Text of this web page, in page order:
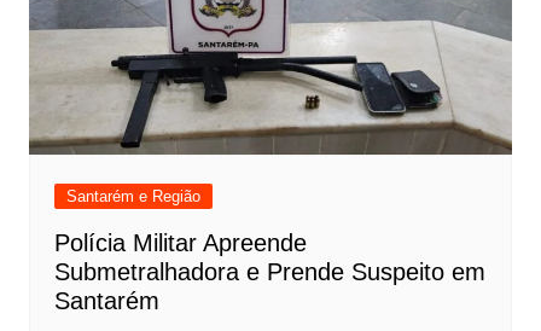
Santarém e Região
Polícia Militar Apreende
Submetralhadora e Prende Suspeito em
Santarém